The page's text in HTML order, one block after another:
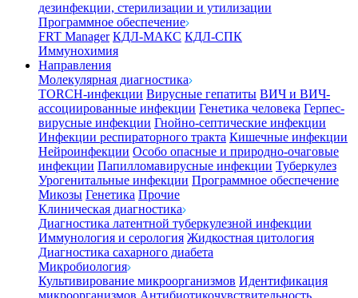
дезинфекции, стерилизации и утилизации
Программное обеспечение
FRT Manager КДЛ-МАКС КДЛ-СПК
Иммунохимия
Направления
Молекулярная диагностика
TORCH-инфекции Вирусные гепатиты ВИЧ и ВИЧ-
ассоциированные инфекции Генетика человека Герпес-
вирусные инфекции Гнойно-септические инфекции
Инфекции респираторного тракта Кишечные инфекции
Нейроинфекции Особо опасные и природно-очаговые
инфекции Папилломавирусные инфекции Туберкулез
Урогенитальные инфекции Программное обеспечение
Микозы Генетика Прочие
Клиническая диагностика
Диагностика латентной туберкулезной инфекции
Иммунология и серология Жидкостная цитология
Диагностика сахарного диабета
Микробиология
Культивирование микроорганизмов Идентификация
микроорганизмов Антибиотикочувствительность